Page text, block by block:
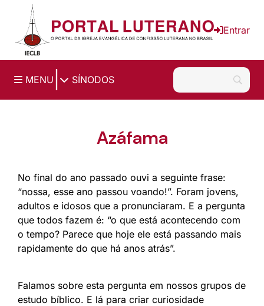
Ir para o conteúdo principal
Entrar
MENU SÍNODOS
Azáfama
No final do ano passado ouvi a seguinte frase:
“nossa, esse ano passou voando!”. Foram jovens,
adultos e idosos que a pronunciaram. E a pergunta
que todos fazem é: “o que está acontecendo com
o tempo? Parece que hoje ele está passando mais
rapidamente do que há anos atrás”.
Falamos sobre esta pergunta em nossos grupos de
estudo bíblico. E lá para criar curiosidade